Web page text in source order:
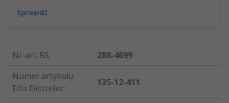
Sprawdź
Nr art. RS:
288-4699
Numer artykułu
Elfa Distrelec:
135-12-411